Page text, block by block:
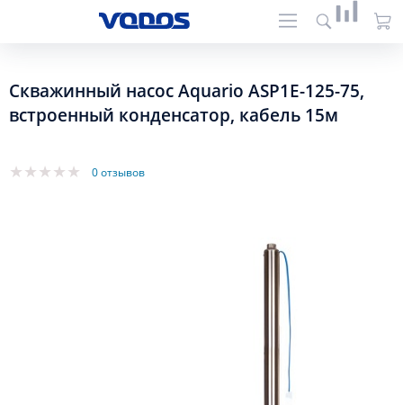
Скважинный насос Aquario ASP1E-125-75,
встроенный конденсатор, кабель 15м
0 отзывов